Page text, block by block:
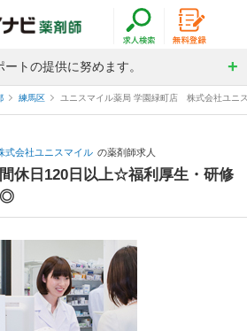
トの提供に努めます。
練馬区 ユニスマイル薬局 学園緑町店 株式会社ユニ
式会社ユニスマイル の薬剤師求人
間休日120日以上☆福利厚生・研修
◎